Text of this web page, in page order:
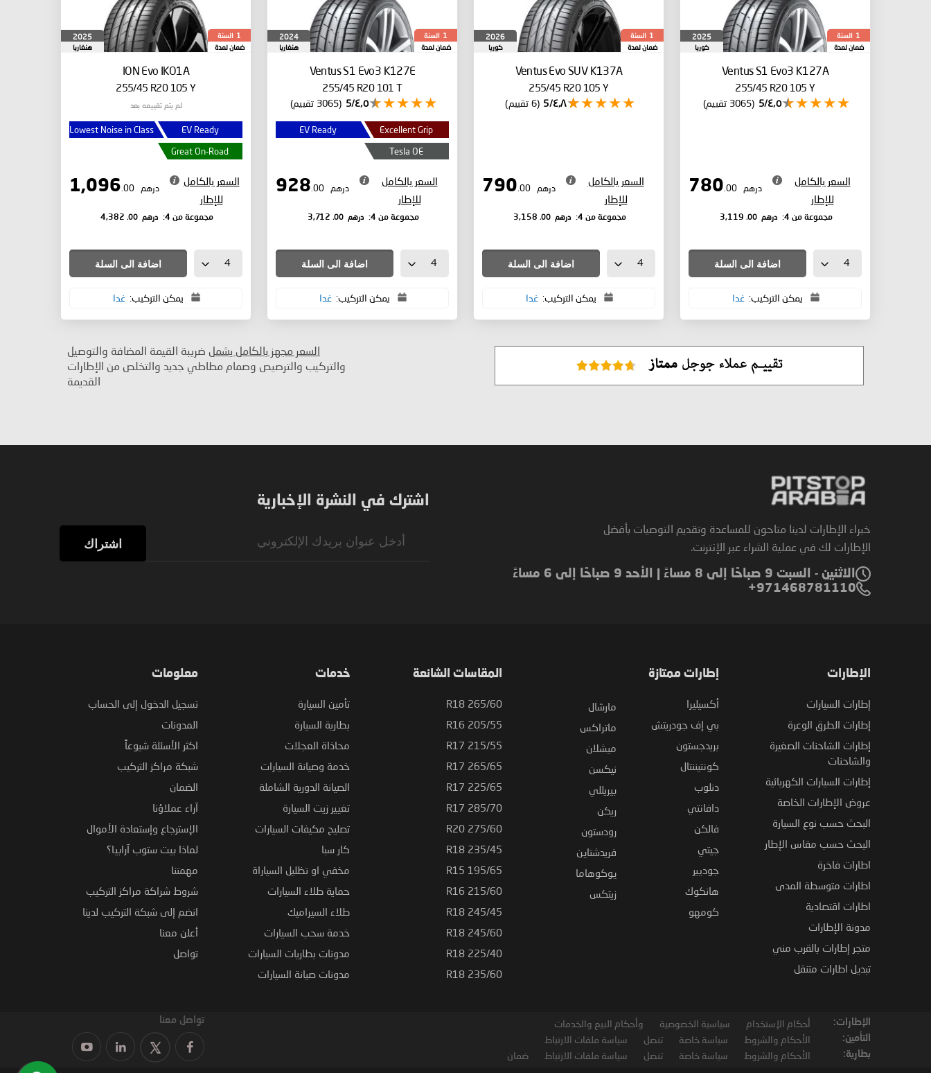
1 السنة
ضمان لمدة
2025
كوريا
Ventus S1 Evo3 K127A
255/45 R20 105 Y
٤٫٥/5 (3065 تقييم)
السعر بالكامل
للإطار
درهم .00
مجموعة من 4: درهم .00
اضافة الى السلة
يمكن التركيب: غدا
1 السنة
ضمان لمدة
2026
كوريا
Ventus Evo SUV K137A
255/45 R20 105 Y
٤٫٨/5 (6 تقييم)
السعر بالكامل
للإطار
درهم .00
مجموعة من 4: درهم .00
اضافة الى السلة
يمكن التركيب: غدا
1 السنة
ضمان لمدة
2024
هنغاريا
Ventus S1 Evo3 K127E
255/45 R20 101 T
٤٫٥/5 (3065 تقييم)
Excellent Grip
EV Ready
Tesla OE
السعر بالكامل
للإطار
درهم .00
مجموعة من 4: درهم .00
اضافة الى السلة
يمكن التركيب: غدا
1 السنة
ضمان لمدة
2025
هنغاريا
ION Evo IKO1A
255/45 R20 105 Y
لم يتم تقييمه بعد
EV Ready
Lowest Noise in Class
Great On-Road
السعر بالكامل
للإطار
درهم .00
مجموعة من 4: درهم .00
اضافة الى السلة
يمكن التركيب: غدا
السعر مجهز بالكامل يشمل ضريبة القيمة المضافة والتوصيل
والتركيب والترصيص وصمام مطاطي جديد والتخلص من الإطارات
القديمة
خبراء الإطارات لدينا متاحون للمساعدة وتقديم التوصيات بأفضل
الإطارات لك في عملية الشراء عبر الإنترنت.
الاثنين - السبت 9 صباحًا إلى 8 مساءً | الأحد 9 صباحًا إلى 6 مساءً
971468781110+
اشترك في النشرة الإخبارية
اشتراك
الإطارات
إطارات السيارات
إطارات الطرق الوعرة
إطارات الشاحنات الصغيرة
والشاحنات
إطارات السيارات الكهربائية
عروض الإطارات الخاصة
البحث حسب نوع السيارة
البحث حسب مقاس الإطار
اطارات فاخرة
اطارات متوسطة المدى
اطارات اقتصادية
مدونة الإطارات
متجر إطارات بالقرب مني
تبديل اطارات متنقل
إطارات ممتازة
أكسيليرا
بي إف جودريتش
بريدجستون
كونتيننتال
دنلوب
دافانتي
فالكن
جيتي
جوديير
هانكوك
كومهو
مارشال
ماتراكس
ميشلان
نيكسن
بيريللي
ريكن
رودستون
فريدشتاين
يوكوهاما
زيتكس
المقاسات الشائعة
265/60 R18
205/55 R16
215/55 R17
265/65 R17
225/65 R17
285/70 R17
275/60 R20
235/45 R18
195/65 R15
215/60 R16
245/45 R18
245/60 R18
225/40 R18
235/60 R18
خدمات
تأمين السيارة
بطارية السيارة
محاذاة العجلات
خدمة وصيانة السيارات
الصيانة الدورية الشاملة
تغيير زيت السيارة
تصليح مكيفات السيارات
كار سبا
مخفي او تظليل السياراة
حماية طلاء السيارات
طلاء السيراميك
خدمة سحب السيارات
مدونات بطاريات السيارات
مدونات صيانة السيارات
معلومات
تسجيل الدخول إلى الحساب
المدونات
اكثر الأسئلة شيوعاً
شبكة مراكز التركيب
الضمان
آراء عملاؤنا
الإسترجاع وإستعادة الأموال
لماذا بيت ستوب آرابيا؟
مهمتنا
شروط شراكة مراكز التركيب
انضم إلى شبكة التركيب لدينا
أعلن معنا
تواصل
الإطارات: أحكام الإستخدام سياسية الخصوصية وأحكام البيع والخدمات
التأمين: الأحكام والشروط سياسة خاصة تنصل سياسة ملفات الارتباط
بطارية: الأحكام والشروط سياسة خاصة تنصل سياسة ملفات الارتباط ضمان
تواصل معنا